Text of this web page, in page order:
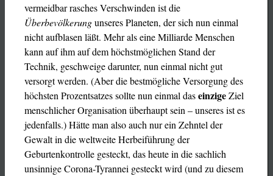
vermeidbar rasches Verschwinden ist die
Überbevölkerungunseres Planeten, der sich nun einmal
nicht aufblasen läßt. Mehr als eine Milliarde Menschen
kann auf ihm auf dem höchstmöglichen Stand der
Technik, geschweige darunter, nun einmal nicht gut
versorgt werden. (Aber die bestmögliche Versorgung des
höchsten Prozentsatzes sollte nun einmal daseinzigeZiel
menschlicher Organisation überhaupt sein – unseres ist es
jedenfalls.) Hätte man also auch nur ein Zehntel der
Gewalt in die weltweite Herbeiführung der
Geburtenkontrolle gesteckt, das heute in die sachlich
unsinnige Corona-Tyrannei gesteckt wird (und zu diesem